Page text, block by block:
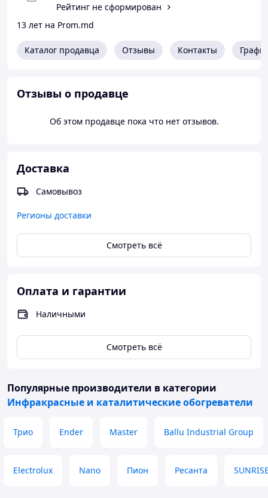
Рейтинг не сформирован
13 лет на Prom.md
Каталог продавца Отзывы Контакты
Отзывы о продавце
Об этом продавце пока что нет отзывов.
Доставка
Самовывоз
Регионы доставки
Смотреть всё
Оплата и гарантии
Наличными
Смотреть всё
Популярные производители в категории
Инфракрасные и каталитические обогреватели
Трио Ender Master Ballu Industrial Group
Electrolux Nano Пион Ресанта